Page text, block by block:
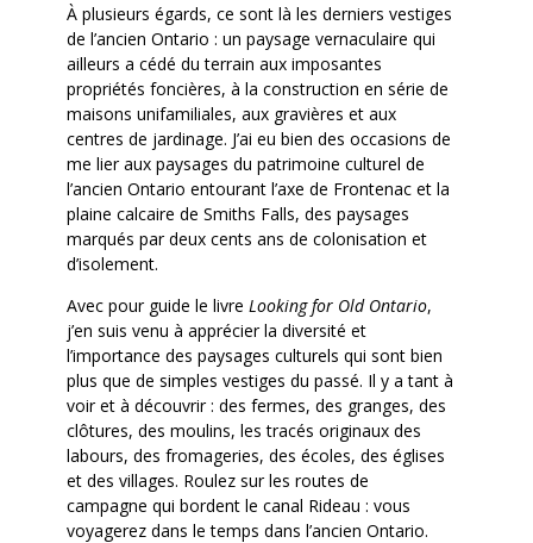
À plusieurs égards, ce sont là les derniers vestiges
de l’ancien Ontario : un paysage vernaculaire qui
ailleurs a cédé du terrain aux imposantes
propriétés foncières, à la construction en série de
maisons unifamiliales, aux gravières et aux
centres de jardinage. J’ai eu bien des occasions de
me lier aux paysages du patrimoine culturel de
l’ancien Ontario entourant l’axe de Frontenac et la
plaine calcaire de Smiths Falls, des paysages
marqués par deux cents ans de colonisation et
d’isolement.
Avec pour guide le livre Looking for Old Ontario,
j’en suis venu à apprécier la diversité et
l’importance des paysages culturels qui sont bien
plus que de simples vestiges du passé. Il y a tant à
voir et à découvrir : des fermes, des granges, des
clôtures, des moulins, les tracés originaux des
labours, des fromageries, des écoles, des églises
et des villages. Roulez sur les routes de
campagne qui bordent le canal Rideau : vous
voyagerez dans le temps dans l’ancien Ontario.